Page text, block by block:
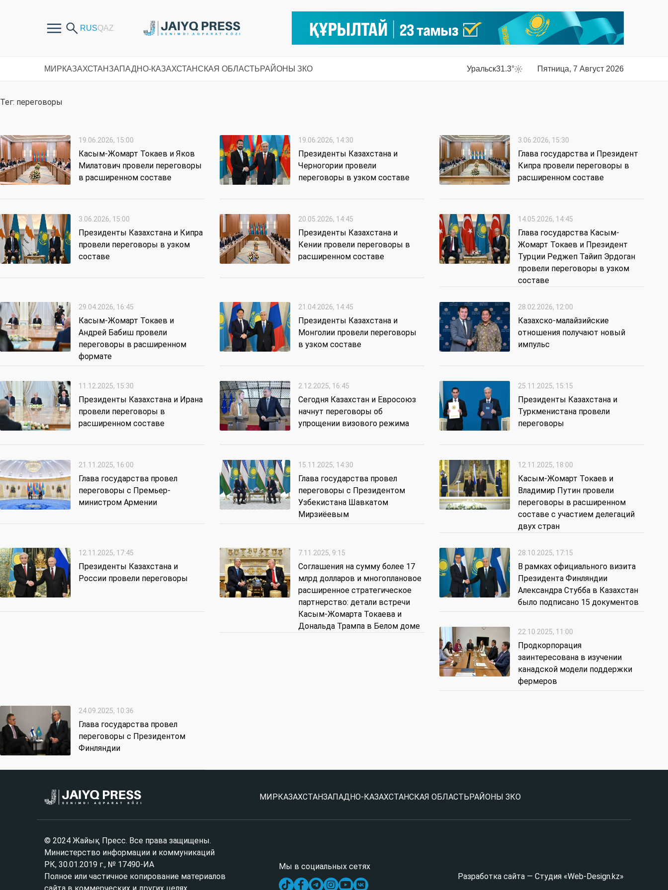
МИРКАЗАХСТАНЗАПАДНО-КАЗАХСТАНСКАЯ ОБЛАСТЬРАЙОНЫ ЗКО Уральск31.3° Пятница, 7 Август 2026
Тег: переговоры
19.06.2026, 15:00
Касым-Жомарт Токаев и Яков
Милатович провели переговоры
в расширенном составе
19.06.2026, 14:30
Президенты Казахстана и
Черногории провели
переговоры в узком составе
3.06.2026, 15:30
Глава государства и Президент
Кипра провели переговоры в
расширенном составе
3.06.2026, 15:00
Президенты Казахстана и Кипра
провели переговоры в узком
составе
20.05.2026, 14:45
Президенты Казахстана и
Кении провели переговоры в
расширенном составе
14.05.2026, 14:45
Глава государства Касым-
Жомарт Токаев и Президент
Турции Реджеп Тайип Эрдоган
провели переговоры в узком
составе
29.04.2026, 16:45
Касым-Жомарт Токаев и
Андрей Бабиш провели
переговоры в расширенном
формате
21.04.2026, 14:45
Президенты Казахстана и
Монголии провели переговоры
в узком составе
28.02.2026, 12:00
Казахско-малайзийские
отношения получают новый
импульс
11.12.2025, 15:30
Президенты Казахстана и Ирана
провели переговоры в
расширенном составе
2.12.2025, 16:45
Сегодня Казахстан и Евросоюз
начнут переговоры об
упрощении визового режима
25.11.2025, 15:15
Президенты Казахстана и
Туркменистана провели
переговоры
21.11.2025, 16:00
Глава государства провел
переговоры с Премьер-
министром Армении
15.11.2025, 14:30
Глава государства провел
переговоры с Президентом
Узбекистана Шавкатом
Мирзиёевым
12.11.2025, 18:00
Касым-Жомарт Токаев и
Владимир Путин провели
переговоры в расширенном
составе с участием делегаций
двух стран
12.11.2025, 17:45
Президенты Казахстана и
России провели переговоры
7.11.2025, 9:15
Соглашения на сумму более 17
млрд долларов и многоплановое
расширенное стратегическое
партнерство: детали встречи
Касым-Жомарта Токаева и
Дональда Трампа в Белом доме
28.10.2025, 17:15
В рамках официального визита
Президента Финляндии
Александра Стубба в Казахстан
было подписано 15 документов
22.10.2025, 11:00
Продкорпорация
заинтересована в изучении
канадской модели поддержки
фермеров
24.09.2025, 10:36
Глава государства провел
переговоры с Президентом
Финляндии
МИР КАЗАХСТАНЗАПАДНО-КАЗАХСТАНСКАЯ ОБЛАСТЬ РАЙОНЫ ЗКО
© 2024 Жайық Пресс. Все права защищены.
Министерство информации и коммуникаций
РК, 30.01.2019 г., № 17490-ИА
Полное или частичное копирование материалов
Мы в социальных сетях
Разработка сайта — Студия «Web-Design.kz»